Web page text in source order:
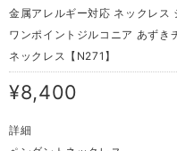
金属アレルギー対応 ネックレス
ワンポイントジルコニア あず
ネックレス【N271】
¥8,400
詳細